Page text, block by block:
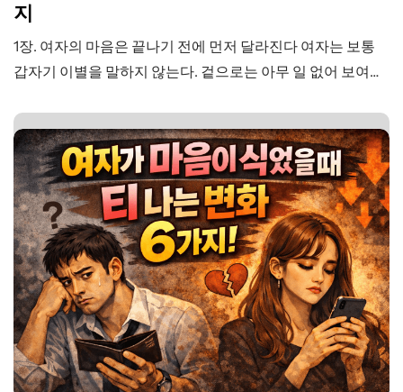
지
1장. 여자의 마음은 끝나기 전에 먼저 달라진다 여자는 보통
갑자기 이별을 말하지 않는다. 겉으로는 아무 일 없어 보여도
다. 한 번의 큰 사건 때문이라기보다작은 서운함이 반복되고,
같은 실망이 쌓이고,혼자 참는 시간이 길어지면서조금씩 지
쳐간다. 예전에는서운한 일이 생기면 바로 말하고,다투더라
도 풀어보려고 했다. 좋아하는 마음이 있을 때는관계를 쉽게
놓고…